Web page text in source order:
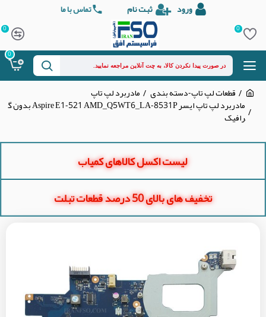
ورود ثبت نام تماس با ما
0
0
0
قطعات لپ تاپ-دسته بندی مادربرد لپ تاپ
مادربرد لپ تاپ ایسر Aspire E1-521 AMD_Q5WT6_LA-8531P بدون گ
رافیک
لیست اکسل کالاهای کمیاب
تخفیف های بالای 50 درصد قطعات تبلت